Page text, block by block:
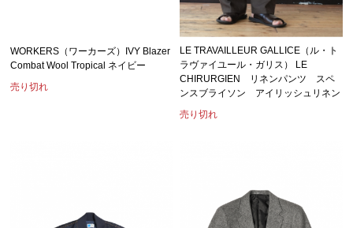
WORKERS（ワーカーズ）IVY Blazer
Combat Wool Tropical ネイビー
売り切れ
LE TRAVAILLEUR GALLICE（ル・ト
ラヴァイユール・ガリス） LE
CHIRURGIEN リネンパンツ スペ
ンスブライソン アイリッシュリネン
売り切れ